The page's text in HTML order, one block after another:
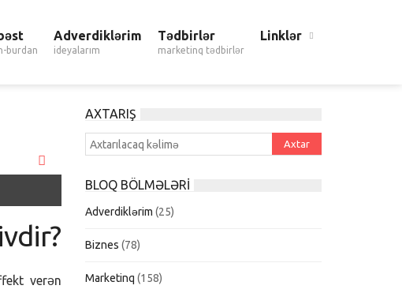
burdan
Adverdiklərim
ideyalarım
Tədbirlər
marketinq tədbirlər
Linklər
verən
AXTARIŞ
BLOQ BÖLMƏLƏRI
Adverdiklərim (25)
Biznes (78)
Marketinq (158)